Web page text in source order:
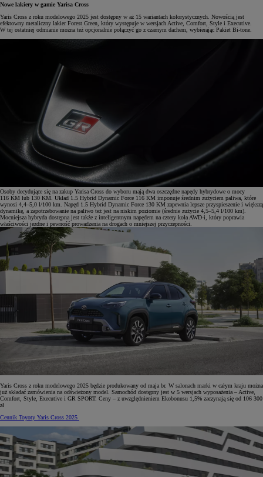
Nowe lakiery w gamie Yarisa Cross
Yaris Cross z roku modelowego 2025 jest dostępny w aż 15 wariantach kolorystycznych. Nowością jest
efektowny metaliczny lakier Forest Green, który występuje w wersjach Active, Comfort, Style i Executive.
W tej ostatniej odmianie można też opcjonalnie połączyć go z czarnym dachem, wybierając Pakiet Bi-tone.
Osoby decydujące się na zakup Yarisa Cross do wyboru mają dwa oszczędne napędy hybrydowe o mocy
116 KM lub 130 KM. Układ 1.5 Hybrid Dynamic Force 116 KM imponuje średnim zużyciem paliwa, które
wynosi 4,4–5,0 l/100 km. Napęd 1.5 Hybrid Dynamic Force 130 KM zapewnia lepsze przyspieszenie i większą
dynamikę, a zapotrzebowanie na paliwo też jest na niskim poziomie (średnie zużycie 4,5–5,4 l/100 km).
Mocniejsza hybryda dostępna jest także z inteligentnym napędem na cztery koła AWD-i, który poprawia
właściwości jezdne i pewność prowadzenia na drogach o mniejszej przyczepności.
Yaris Cross z roku modelowego 2025 będzie produkowany od maja br. W salonach marki w całym kraju można
już składać zamówienia na odświeżony model. Samochód dostępny jest w 5 wersjach wyposażenia – Active,
Comfort, Style, Executive i GR SPORT. Ceny – z uwzględnieniem Ekobonusu 1,5% zaczynają się od 106 300
zł
Cennik Toyoty Yaris Cross 2025